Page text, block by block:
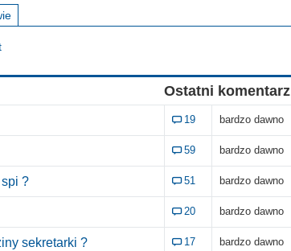
Ostatni komentarz
19 bardzo dawno
59 bardzo dawno
? 51 bardzo dawno
20 bardzo dawno
sekretarki ? 17 bardzo dawno